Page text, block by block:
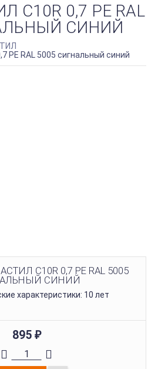
С10R 0,7 PE RAL
СИНИЙ
PE RAL 5005 сигнальный синий
С10R 0,7 PE RAL 5005
СИНИЙ
характеристики: 10 лет
895 ₽